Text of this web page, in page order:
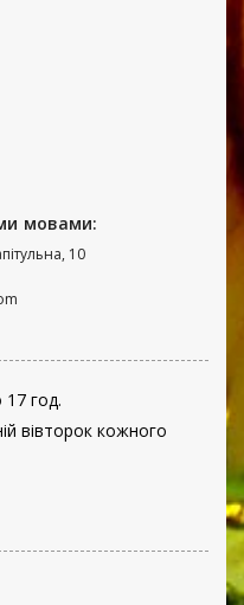
мовами:
10
17 год.
вівторок кожного